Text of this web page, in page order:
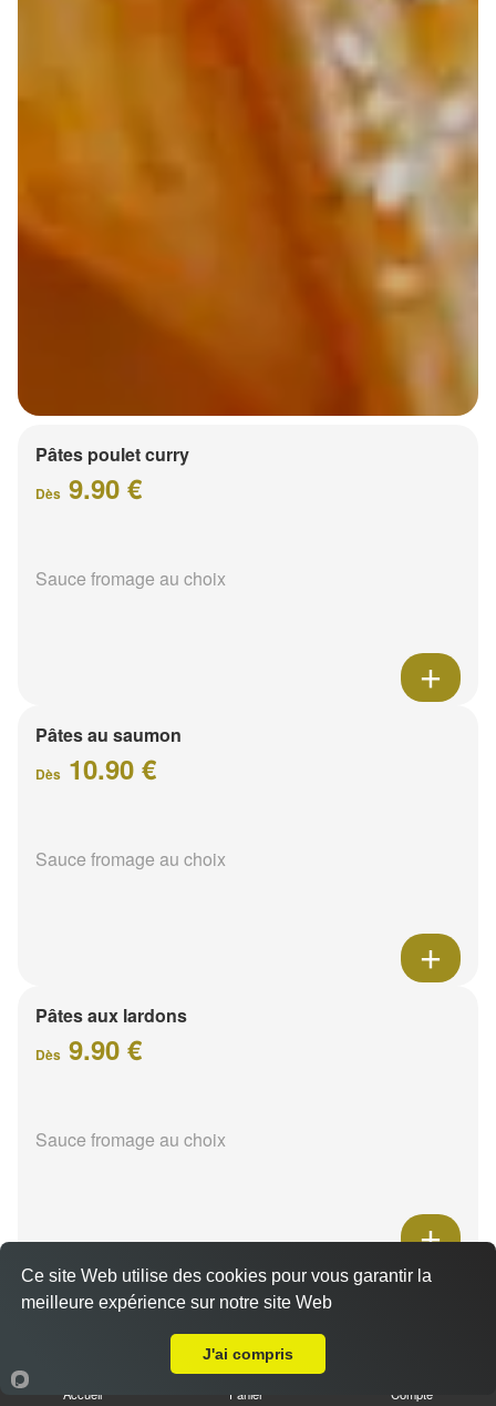
Pâtes poulet curry
Dès 9.90 €
Sauce fromage au choix
Pâtes au saumon
Dès 10.90 €
Sauce fromage au choix
Pâtes aux lardons
Dès 9.90 €
Sauce fromage au choix
Pâtes au poulet
Accueil Panier Compte
Ce site Web utilise des cookies pour vous garantir la
meilleure expérience sur notre site Web
J'ai compris